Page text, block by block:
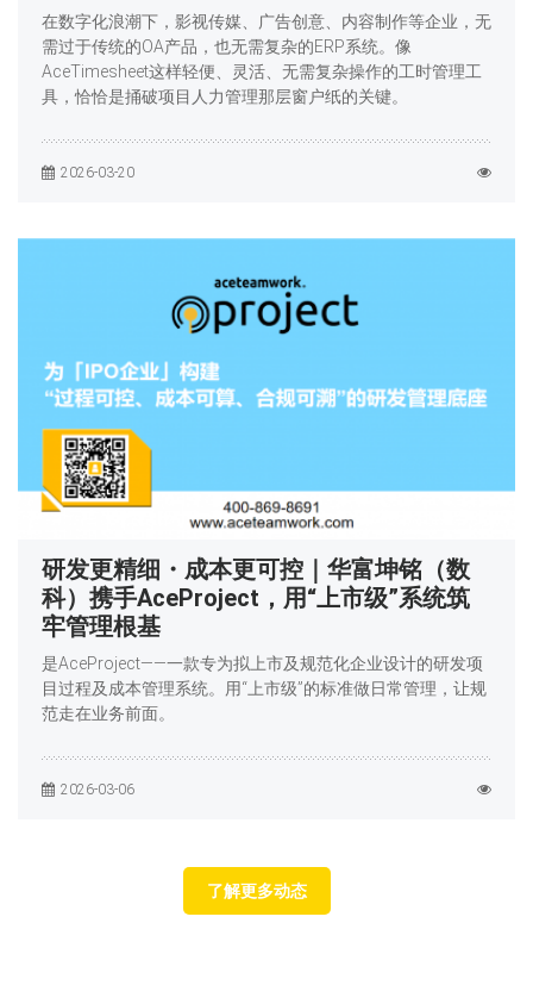
在数字化浪潮下，影视传媒、广告创意、内容制作等企业，无
需过于传统的OA产品，也无需复杂的ERP系统。像
AceTimesheet这样轻便、灵活、无需复杂操作的工时管理工
具，恰恰是捅破项目人力管理那层窗户纸的关键。
2026-03-20
研发更精细・成本更可控｜华富坤铭（数
科）携手AceProject，用“上市级”系统筑
牢管理根基
是AceProject——一款专为拟上市及规范化企业设计的研发项
目过程及成本管理系统。用“上市级”的标准做日常管理，让规
范走在业务前面。
2026-03-06
了解更多动态